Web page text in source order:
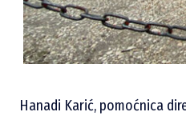
Hanadi Karić, pomoćnica